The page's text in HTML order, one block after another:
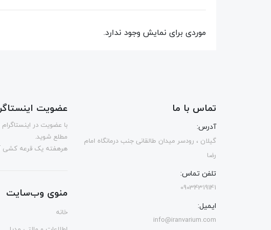
موردی برای نمایش وجود ندارد.
تماس با ما
آدرس:
گیلان ، رودسر میدان طالقانی جنب درمانگاه امام
رضا
تلفن تماس:
09034319141
ایمیل:
info@iranvarium.com
عضویت
با عضویت در
مطلع شوید.
هرهفته یک قرعه کشی
منوی وب‌سایت
خانه